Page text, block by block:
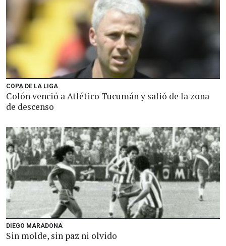
COPA DE LA LIGA
Colón venció a Atlético Tucumán y salió de la zona
de descenso
DIEGO MARADONA
Sin molde, sin paz ni olvido